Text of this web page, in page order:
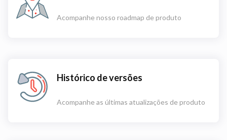
Acompanhe nosso roadmap de produto
Histórico de versões
Acompanhe as últimas atualizações de produto